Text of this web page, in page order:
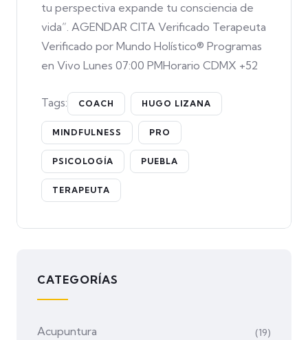
tu perspectiva expande tu consciencia de
vida”. AGENDAR CITA Verificado Terapeuta
Verificado por Mundo Holístico® Programas
en Vivo Lunes 07:00 PMHorario CDMX +52
Tags: COACH HUGO LIZANA
MINDFULNESS PRO
PSICOLOGÍA PUEBLA
TERAPEUTA
CATEGORÍAS
Acupuntura (19)